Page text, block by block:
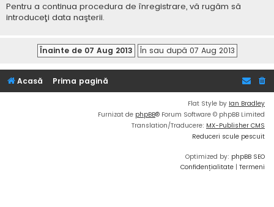
Pentru a continua procedura de înregistrare, vă rugăm să
introduceţi data naşterii.
Acasă Prima pagină
Flat Style by Ian Bradley
Furnizat de phpBB® Forum Software © phpBB Limited
Translation/Traducere: MX-Publisher CMS
Reduceri scule pescuit
Optimized by: phpBB SEO
Confidențialitate | Termeni